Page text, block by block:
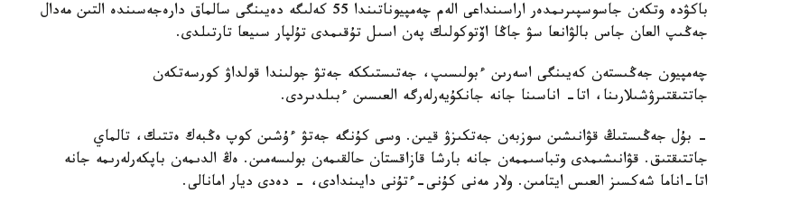
باكۋدە وتكەن جاسوسپىرىمدەر اراسىنداعى الەم چەمپيوناتىندا 55 كەلىگە دەيىنگى سالماق دارەجەسىندە التىن مەدال
جەڭىپ العان جاس بالۋانعا سۋ جاڭا اۆتوكولىك پەن اسىل تۇقىمدى تۇلپار سىيعا تارتىلدى.
چەمپيون جەڭىستەن كەيىنگى اسەرىن ءبولىسىپ، جەتىستىككە جەتۋ جولىندا قولداۋ كورسەتكەن
جاتتىقتىرۋشىلارىنا، اتا- اناسىنا جانە جانكۇيەرلەرگە العىسىن ءبىلدىردى.
- بۇل جەڭىستىڭ قۋانىشىن سوزبەن جەتكىزۋ قيىن. وسى كۇنگە جەتۋ ءۇشىن كوپ ەڭبەك ەتتىك، تالماي
جاتتىقتىق. قۋانىشىمدى وتباسىممەن جانە بارشا قازاقستان حالقىمەن بولىسەمىن. ەڭ الدىمەن باپكەرلەرىمە جانە
اتا-اناما شەكسىز العىس ايتامىن. ولار مەنى كۇنى-ءتۇنى دايىندادى، - دەدى ديار امانالى.